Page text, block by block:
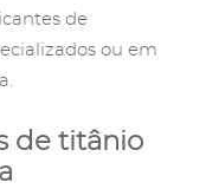
de
ou em
de titânio